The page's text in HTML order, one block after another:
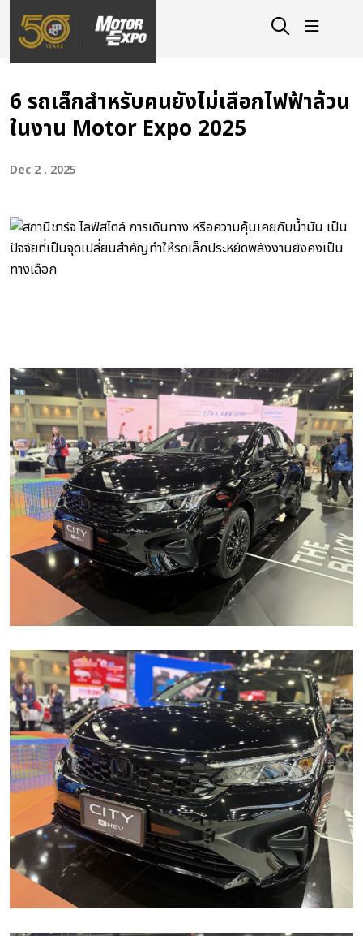
6 รถเล็กสำหรับคนยังไม่เลือกไฟฟ้าล้วน
ในงาน Motor Expo 2025
Dec 2 , 2025